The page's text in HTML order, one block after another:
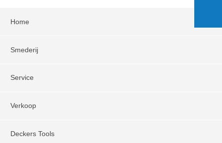
Home
Smederij
Service
Verkoop
Deckers Tools